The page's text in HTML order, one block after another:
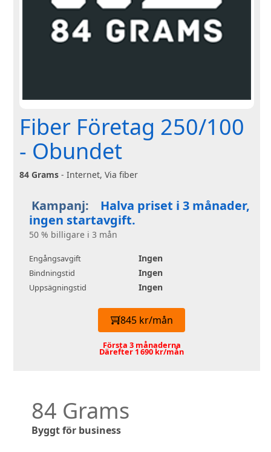
Fiber Företag 250/100
- Obundet
84 Grams - Internet, Via fiber
Kampanj:
Halva priset i 3 månader,
ingen startavgift.
50 % billigare i 3 mån
Engångsavgift Ingen
Bindningstid Ingen
Uppsägningstid Ingen
845 kr/mån
Första 3 månaderna
Därefter 1 690 kr/mån
84 Grams
Byggt för business